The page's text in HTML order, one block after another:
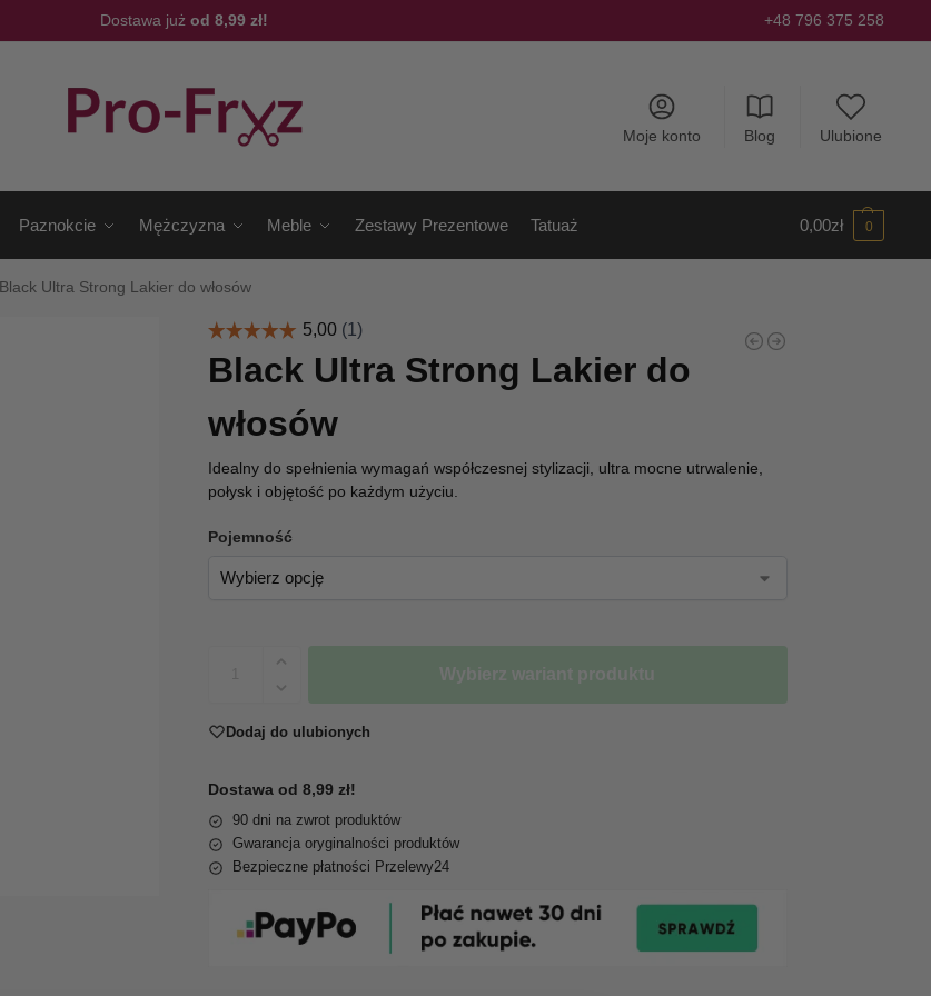
Dostawa już od 8,99 zł! +48 796 375 258
Moje konto Blog Ulubione
Paznokcie Mężczyzna Meble Zestawy Prezentowe Tatuaż 0,00zł 0
Black Ultra Strong Lakier do włosów
Black Ultra Strong Lakier do
włosów
Idealny do spełnienia wymagań współczesnej stylizacji, ultra mocne utrwalenie,
połysk i objętość po każdym użyciu.
Pojemność
Wybierz wariant produktu
Dodaj do ulubionych
Dostawa od 8,99 zł!
90 dni na zwrot produktów
Gwarancja oryginalności produktów
Bezpieczne płatności Przelewy24